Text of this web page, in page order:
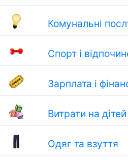
Комунальні
Спорт і
Зарплата і
Витрати на дітей
Одяг та взуття